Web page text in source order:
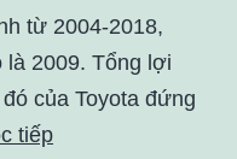
từ 2004-2018,
là 2009. Tổng lợi
của Toyota đứng
tiếp